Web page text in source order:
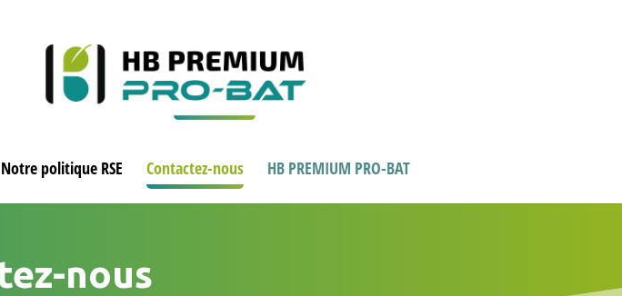
Notre politique RSE Contactez-nous HB PREMIUM PRO-BAT
nous